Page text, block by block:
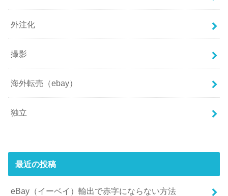
外注化
撮影
海外転売（ebay）
独立
最近の投稿
eBay（イーベイ）輸出で赤字にならない方法